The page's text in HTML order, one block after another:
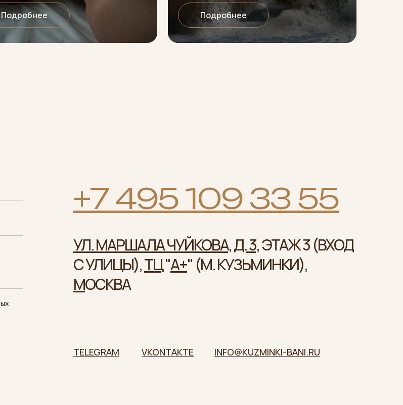
Подробнее Подробнее
+7 495 109 33 55
УЛ. МАРШАЛА ЧУЙКОВА, Д. 3,ЭТАЖ 3 (ВХОД
С УЛИЦЫ),ТЦ"А+" (М. КУЗЬМИНКИ),
МОСКВА
TELEGRAM VKONTAKTE INFO@KUZMINKI-BANI.RU